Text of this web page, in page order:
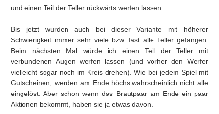
und einen Teil der Teller rückwärts werfen lassen.
Bis jetzt wurden auch bei dieser Variante mit höherer
Schwierigkeit immer sehr viele bzw. fast alle Teller gefangen.
Beim nächsten Mal würde ich einen Teil der Teller mit
verbundenen Augen werfen lassen (und vorher den Werfer
vielleicht sogar noch im Kreis drehen). Wie bei jedem Spiel mit
Gutscheinen, werden am Ende höchstwahrscheinlich nicht alle
eingelöst. Aber schon wenn das Brautpaar am Ende ein paar
Aktionen bekommt, haben sie ja etwas davon.